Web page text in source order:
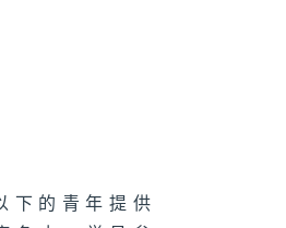
下的青年提供